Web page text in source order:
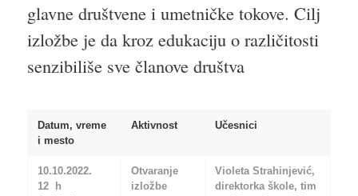
glavne društvene i umetničke tokove. Cilj
izložbe je da kroz edukaciju o različitosti
senzibiliše sve članove društva
Datum, vreme
i mesto
Aktivnost Učesnici
10.10.2022.
12 h
Otvaranje
izložbe
Violeta Strahinjević,
direktorka škole, tim